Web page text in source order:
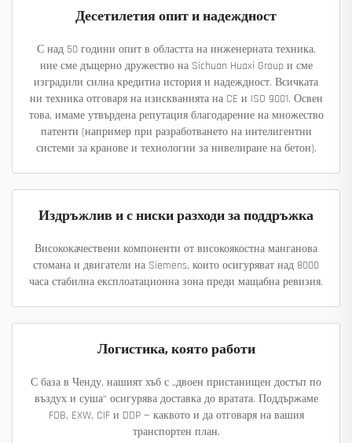
Десетилетия опит и надеждност
С над 50 години опит в областта на инженерната техника,
ние сме дъщерно дружество на Sichuan Huaxi Group и сме
изградили силна кредитна история и надеждност. Всичката
ни техника отговаря на изискванията на CE и ISO 9001. Освен
това, имаме утвърдена репутация благодарение на множество
патенти (например при разработването на интелигентни
системи за кранове и технологии за нивелиране на бетон).
Издръжлив и с ниски разходи за поддръжка
Висококачествени компоненти от високоякостна манганова
стомана и двигатели на Siemens, които осигуряват над 8000
часа стабилна експлоатационна зона преди мащабна ревизия.
Логистика, която работи
С база в Ченду, нашият хъб с „двоен пристанищен достъп по
въздух и суша“ осигурява доставка до вратата. Поддържаме
FOB, EXW, CIF и DDP — каквото и да отговаря на вашия
транспортен план.